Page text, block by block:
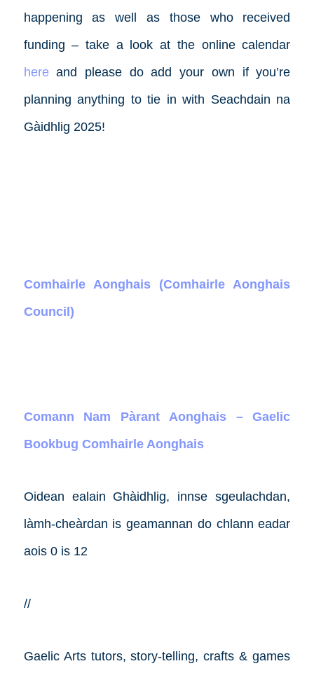
happening as well as those who received
funding – take a look at the online calendar
here and please do add your own if you’re
planning anything to tie in with Seachdain na
Gàidhlig 2025!
Comhairle Aonghais (Comhairle Aonghais
Council)
Comann Nam Pàrant Aonghais – Gaelic
Bookbug Comhairle Aonghais
Oidean ealain Ghàidhlig, innse sgeulachdan,
làmh-cheàrdan is geamannan do chlann eadar
aois 0 is 12
//
Gaelic Arts tutors, story-telling, crafts & games